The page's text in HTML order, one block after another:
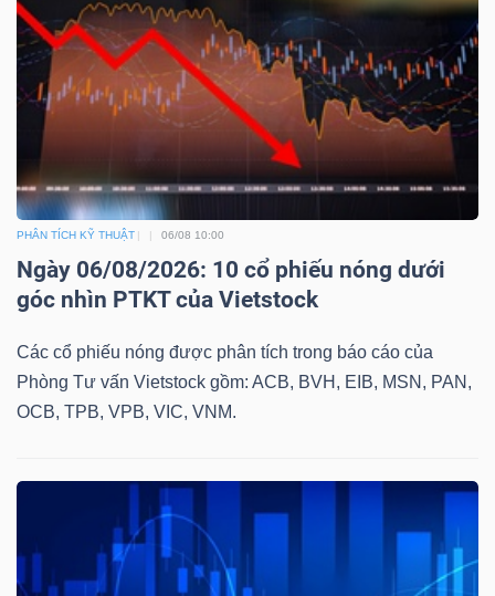
PHÂN TÍCH KỸ THUẬT 06/08 10:00
Ngày 06/08/2026: 10 cổ phiếu nóng dưới
góc nhìn PTKT của Vietstock
Các cổ phiếu nóng được phân tích trong báo cáo của
Phòng Tư vấn Vietstock gồm: ACB, BVH, EIB, MSN, PAN,
OCB, TPB, VPB, VIC, VNM.
cáo
phân
tích
(-)
Thuật
ngữ
(-)
vụ
(-)